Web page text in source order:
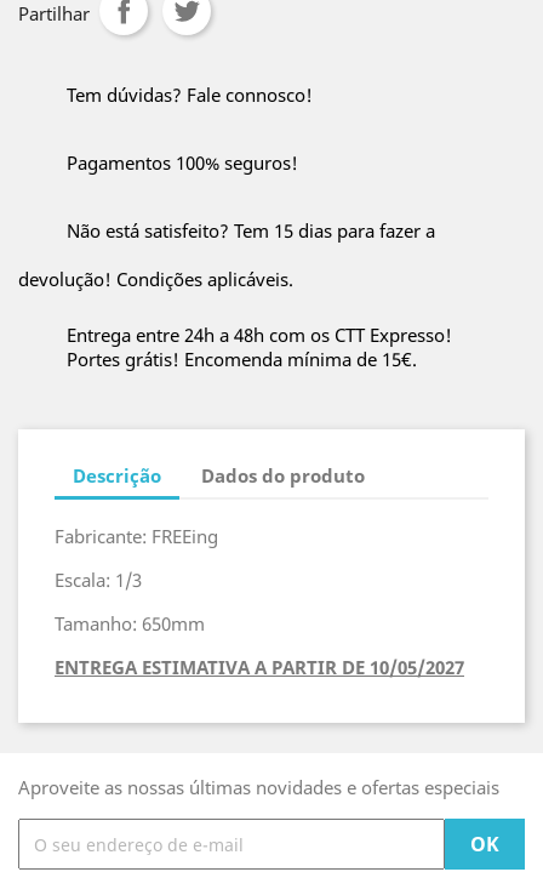
Partilhar
Tem dúvidas? Fale connosco!
Pagamentos 100% seguros!
Não está satisfeito? Tem 15 dias para fazer a
devolução! Condições aplicáveis.
Entrega entre 24h a 48h com os CTT Expresso!
Portes grátis! Encomenda mínima de 15€.
Descrição Dados do produto
Fabricante: FREEing
Escala: 1/3
Tamanho: 650mm
ENTREGA ESTIMATIVA A PARTIR DE 10/05/2027
Aproveite as nossas últimas novidades e ofertas especiais